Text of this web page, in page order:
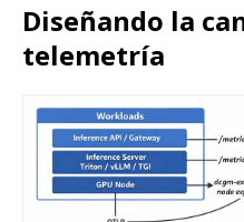
Diseñando la
telemetría